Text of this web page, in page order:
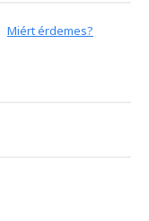
Miért érdemes?